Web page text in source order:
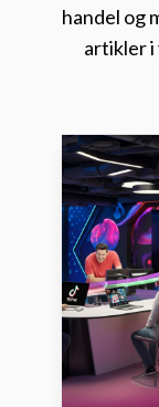
handel og
artikler i